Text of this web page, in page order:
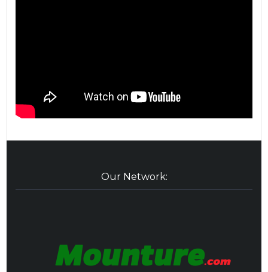
Our Network: